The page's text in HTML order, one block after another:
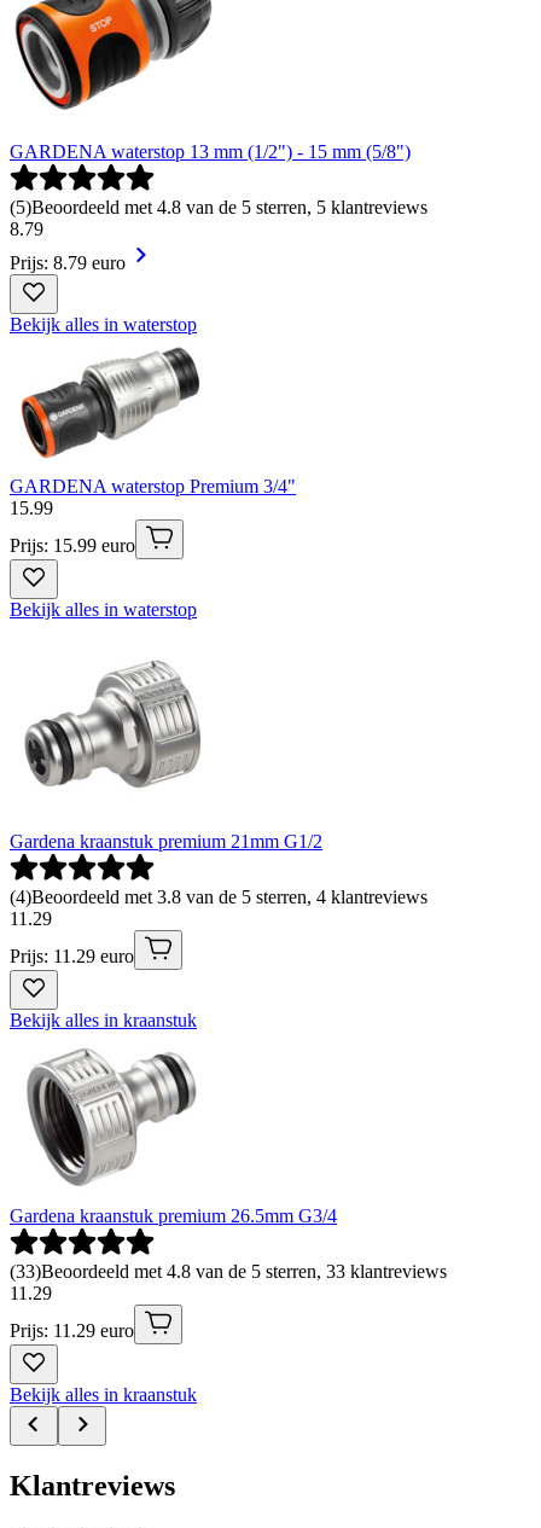
GARDENA waterstop 13 mm (1/2") - 15 mm (5/8")
(5)Beoordeeld met 4.8 van de 5 sterren, 5 klantreviews
8.79
Prijs: 8.79 euro
Bekijk alles in waterstop
GARDENA waterstop Premium 3/4"
15.99
Prijs: 15.99 euro
Bekijk alles in waterstop
Gardena kraanstuk premium 21mm G1/2
(4)Beoordeeld met 3.8 van de 5 sterren, 4 klantreviews
11 .29
Prijs: 11.29 euro
Bekijk alles in kraanstuk
Gardena kraanstuk premium 26.5mm G3/4
(33)Beoordeeld met 4.8 van de 5 sterren, 33 klantreviews
11 .29
Prijs: 11.29 euro
Bekijk alles in kraanstuk
Klantreviews